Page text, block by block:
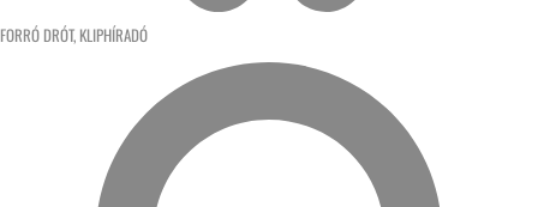
FORRÓ DRÓT, KLIPHÍRADÓ